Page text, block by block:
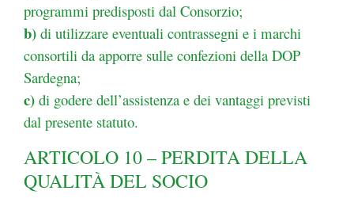
programmi predisposti dal Consorzio;
b) di utilizzare eventuali contrassegni e i marchi
consortili da apporre sulle confezioni della DOP
Sardegna;
c) di godere dell’assistenza e dei vantaggi previsti
dal presente statuto.
ARTICOLO 10 – PERDITA DELLA
QUALITÀ DEL SOCIO